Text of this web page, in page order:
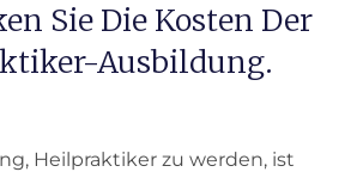
Sie Die Kosten Der
Ausbildung.
Heilpraktiker zu werden, ist